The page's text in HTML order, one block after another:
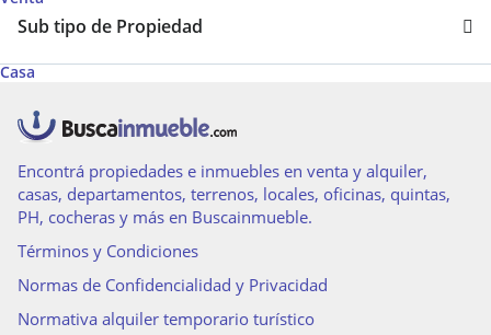
Sub tipo de Propiedad
Casa
Encontrá propiedades e inmuebles en venta y alquiler,
casas, departamentos, terrenos, locales, oficinas, quintas,
PH, cocheras y más en Buscainmueble.
Términos y Condiciones
Normas de Confidencialidad y Privacidad
Normativa alquiler temporario turístico